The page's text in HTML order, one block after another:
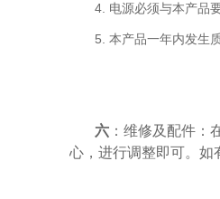
4. 电源必须与本产品
5. 本产品一年内发生
六 ：维修及配件
心，进行调整即可。如